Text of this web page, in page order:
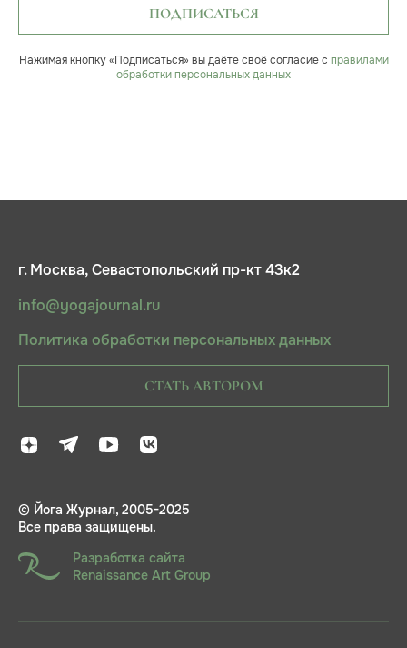
ПОДПИСАТЬСЯ
Нажимая кнопку «Подписаться» вы даёте своё согласие с правилами
обработки персональных данных
г. Москва, Севастопольский пр-кт 43к2
info@yogajournal.ru
Политика обработки персональных данных
СТАТЬ АВТОРОМ
© Йога Журнал, 2005-2025
Все права защищены.
Разработка сайта
Renaissance Art Group